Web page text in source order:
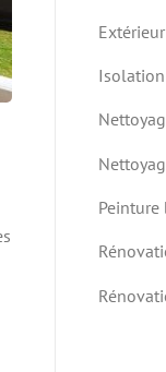
Extérieur